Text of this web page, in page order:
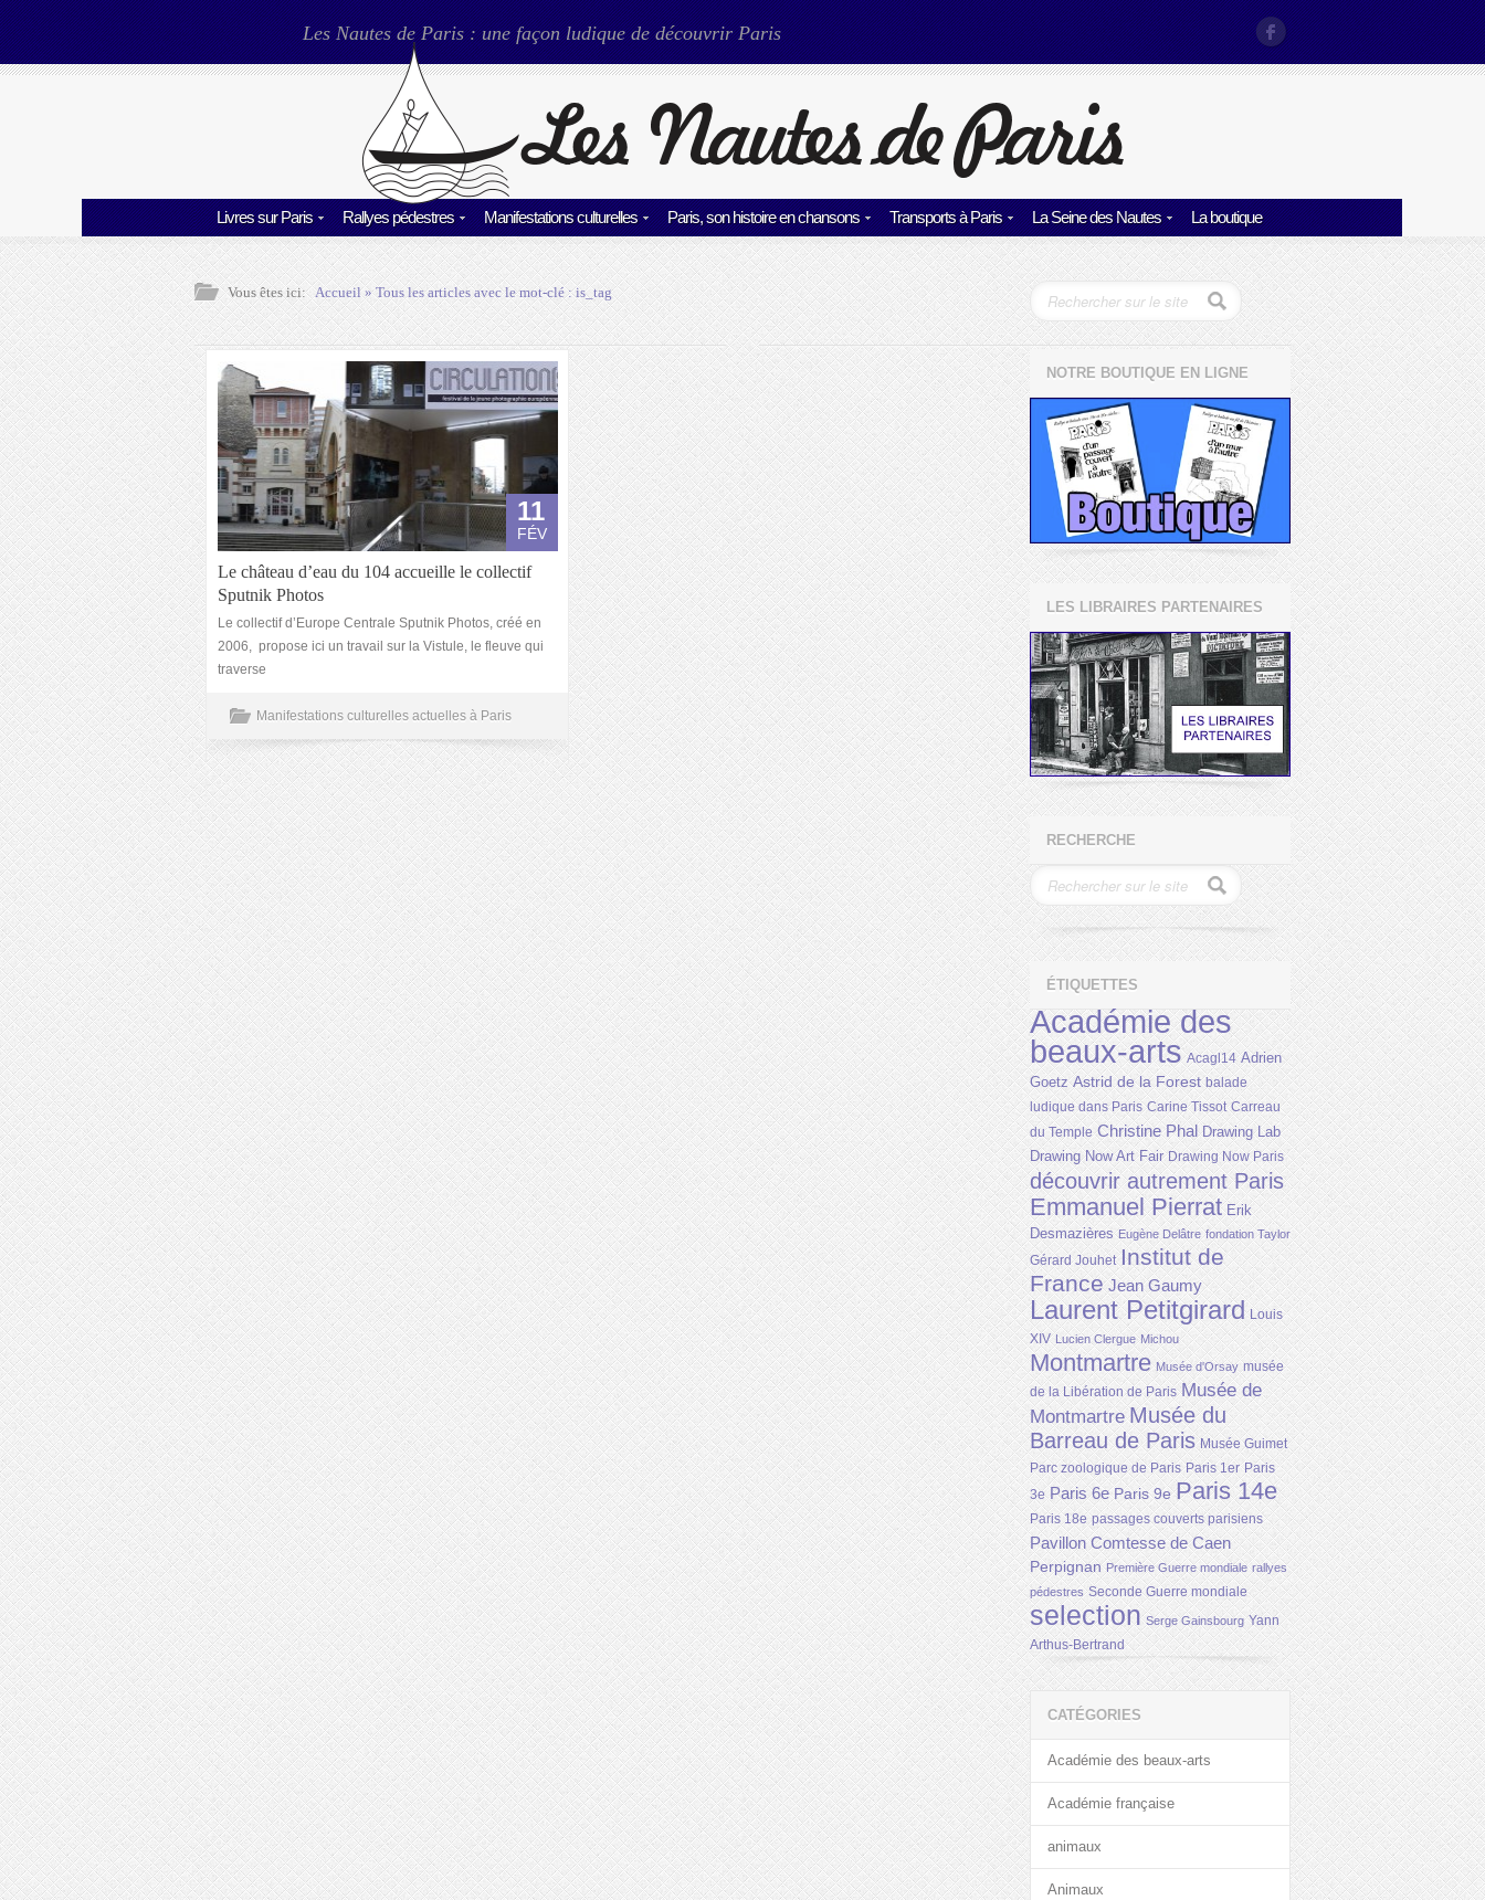
Les Nautes de Paris : une façon ludique de découvrir Paris
Livres sur Paris Rallyes pédestres Manifestations culturelles Paris, son histoire en chansons Transports à Paris La Seine des Nautes La boutique
Vous êtes ici: Accueil» Tous les articles avec le mot-clé :is_tag
11
FÉV
Le château d’eau du 104 accueille le collectif
Sputnik Photos
Le collectif d’Europe Centrale Sputnik Photos, créé en
2006, propose ici un travail sur la Vistule, le fleuve qui
traverse
Manifestations culturelles actuelles à Paris
NOTRE BOUTIQUE EN LIGNE
LES LIBRAIRES PARTENAIRES
RECHERCHE
ÉTIQUETTES
Académie des
beaux-arts Acagl14 Adrien
Goetz Astrid de la Forest balade
ludique dans Paris Carine Tissot Carreau
du Temple Christine Phal Drawing Lab
Drawing Now Art Fair Drawing Now Paris
découvrir autrement Paris
Emmanuel Pierrat Erik
Desmazières Eugène Delâtre fondation Taylor
Gérard Jouhet Institut de
France Jean Gaumy
Laurent Petitgirard Louis
XIV Lucien Clergue Michou
Montmartre Musée d'Orsay musée
de la Libération de Paris Musée de
Montmartre Musée du
Barreau de Paris Musée Guimet
Parc zoologique de Paris Paris 1er Paris
3e Paris 6e Paris 9e Paris 14e
Paris 18e passages couverts parisiens
Pavillon Comtesse de Caen
Perpignan Première Guerre mondiale rallyes
pédestres Seconde Guerre mondiale
selection Serge Gainsbourg Yann
Arthus-Bertrand
CATÉGORIES
Académie des beaux-arts
Académie française
animaux
Animaux